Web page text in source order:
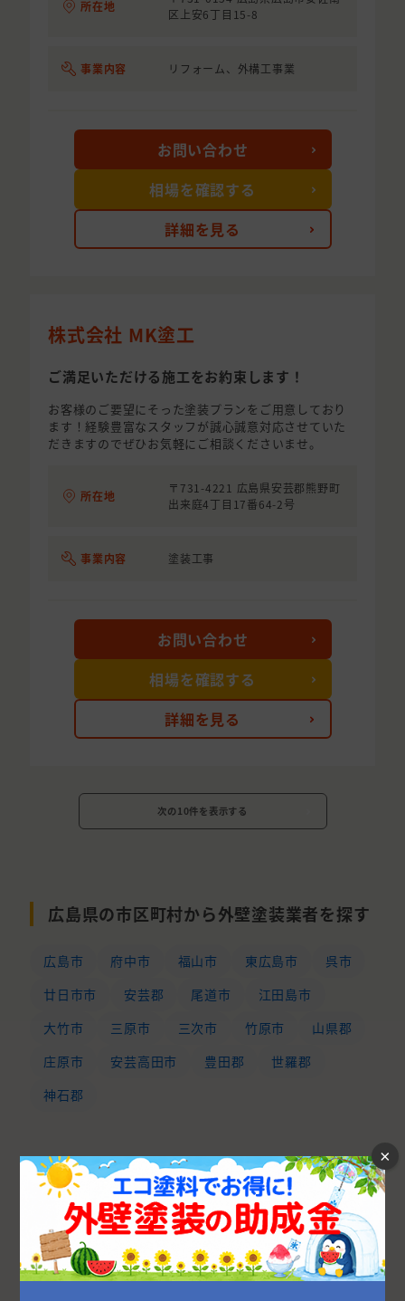
所在地
区上安6丁目15-8
事業内容 リフォーム、外構工事業
詳細を見る
お問い合わせ
相場を確認する
株式会社 MK塗工
ご満足いただける施工をお約束します！
お客様のご要望にそった塗装プランをご用意しており
ます！経験豊富なスタッフが誠心誠意対応させていた
だきますのでぜひお気軽にご相談くださいませ。
所在地
〒731-4221 広島県安芸郡熊野町
出来庭4丁目17番64-2号
事業内容 塗装工事
詳細を見る
お問い合わせ
相場を確認する
次の10件を表示する
広島県の市区町村から外壁塗装業者を探す
広島市 府中市 福山市 東広島市
呉市
廿日市市
安芸郡 尾道市
江田島市
大竹市
三原市 三次市 竹原市
山県郡
庄原市
安芸高田市 豊田郡
世羅郡
神石郡
×